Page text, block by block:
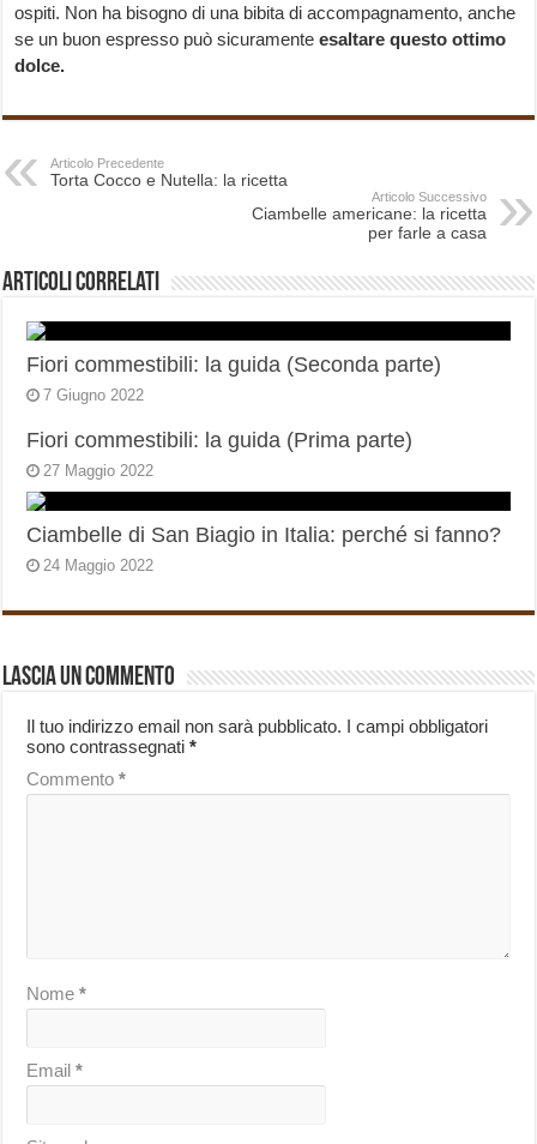
ospiti. Non ha bisogno di una bibita di accompagnamento, anche
se un buon espresso può sicuramente esaltare questo ottimo
dolce.
Articolo Precedente
Torta Cocco e Nutella: la ricetta
Articolo Successivo
Ciambelle americane: la ricetta
per farle a casa
Articoli correlati
Fiori commestibili: la guida (Seconda parte)
7 Giugno 2022
Fiori commestibili: la guida (Prima parte)
27 Maggio 2022
Ciambelle di San Biagio in Italia: perché si fanno?
24 Maggio 2022
Lascia un commento
Il tuo indirizzo email non sarà pubblicato. I campi obbligatori
sono contrassegnati*
Commento*
Nome*
Email*